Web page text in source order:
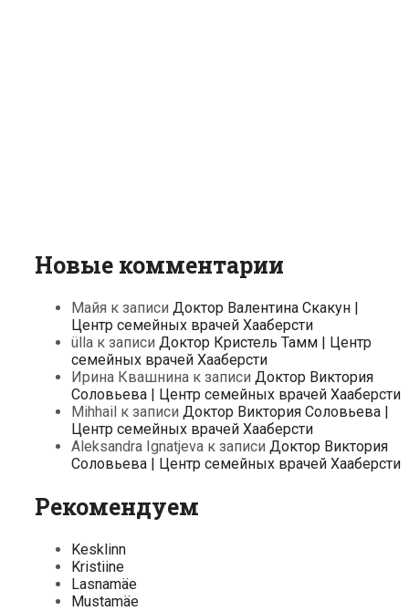
Новые комментарии
Майя к записи Доктор Валентина Скакун |
Центр семейных врачей Хааберсти
ülla к записи Доктор Кристель Тамм | Центр
семейных врачей Хааберсти
Ирина Квашнина к записи Доктор Виктория
Соловьева | Центр семейных врачей Хааберсти
Mihhail к записи Доктор Виктория Соловьева |
Центр семейных врачей Хааберсти
Aleksandra Ignatjeva к записи Доктор Виктория
Соловьева | Центр семейных врачей Хааберсти
Рекомендуем
Kesklinn
Kristiine
Lasnamäe
Mustamäe